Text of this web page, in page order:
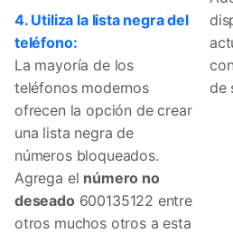
4. Utiliza la lista negra del
teléfono:
La mayoría de los
teléfonos modernos
ofrecen la opción de crear
una lista negra de
números bloqueados.
Agrega el número no
deseado 600135122 entre
otros muchos otros a esta
de